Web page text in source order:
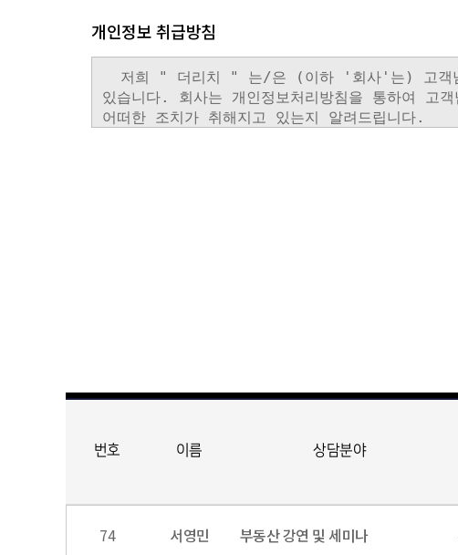
개인정보 취급방침
번호 이름 상담분야
74 서영민 부동산 강연 및 세미나